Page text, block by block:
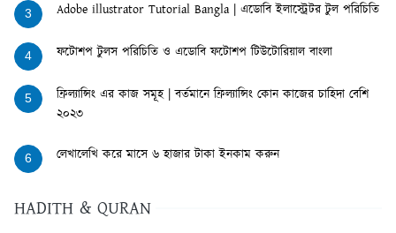
3 Adobe illustrator Tutorial Bangla | এডোবি ইলাস্ট্রেটর টুল পরিচিতি
4 ফটোশপ টুলস পরিচিতি ও এডোবি ফটোশপ টিউটোরিয়াল বাংলা
5
ফ্রিল্যান্সিং এর কাজ সমূহ | বর্তমানে ফ্রিল্যান্সিং কোন কাজের চাহিদা বেশি
২০২৩
6 লেখালেখি করে মাসে ৬ হাজার টাকা ইনকাম করুন
HADITH & QURAN